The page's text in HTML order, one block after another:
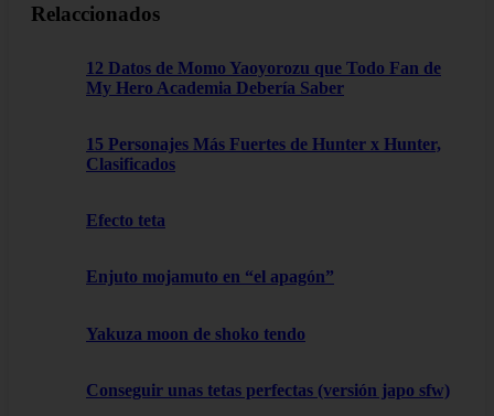
Relaccionados
12 Datos de Momo Yaoyorozu que Todo Fan de
My Hero Academia Debería Saber
15 Personajes Más Fuertes de Hunter x Hunter,
Clasificados
Efecto teta
Enjuto mojamuto en “el apagón”
Yakuza moon de shoko tendo
Conseguir unas tetas perfectas (versión japo sfw)